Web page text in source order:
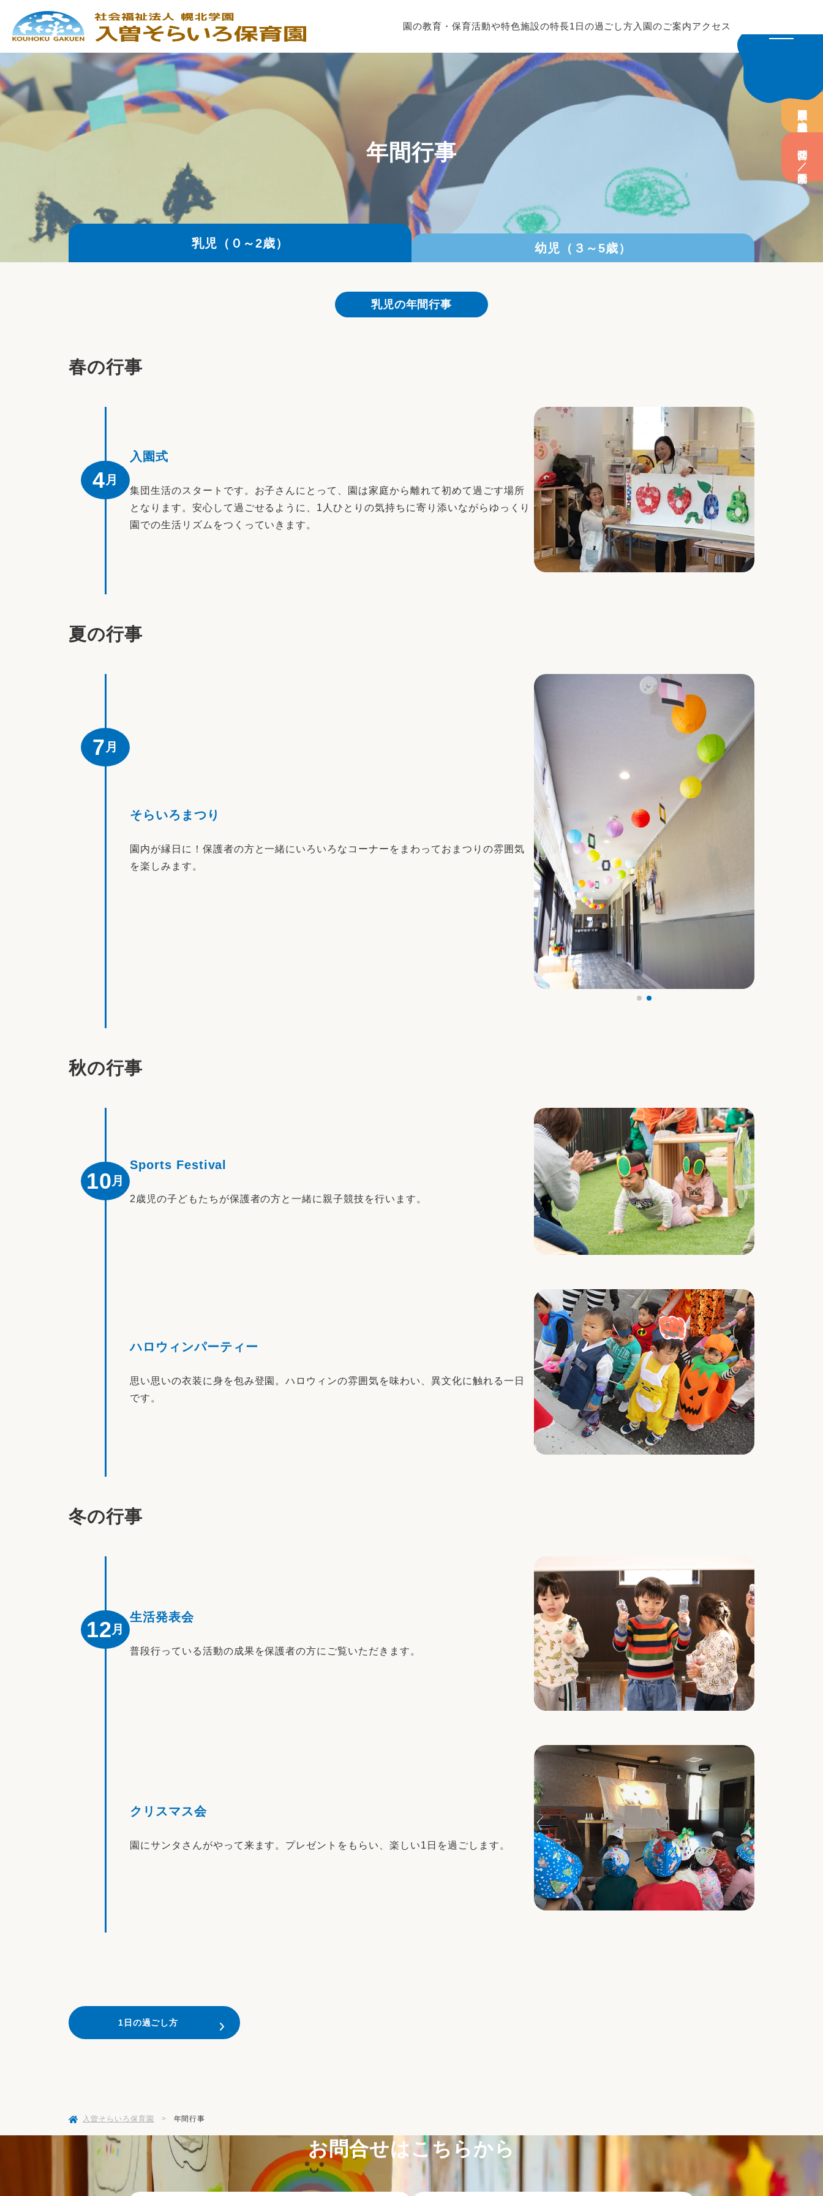
園の教育・保育活動や特色施設の特長1日の過ごし方 入園のご案内アクセス
園開放／未就園児教室
問合せ／園見学
年間行事
乳児（０～2歳） 幼児（３～5歳）
乳児の年間行事
春の行事
4 月
入園式
集団生活のスタートです。お子さんにとって、園は家庭から離れて初めて過ごす場所
となります。安心して過ごせるように、1人ひとりの気持ちに寄り添いながらゆっくり
園での生活リズムをつくっていきます。
夏の行事
7 月
そらいろまつり
園内が縁日に！保護者の方と一緒にいろいろなコーナーをまわっておまつりの雰囲気
を楽しみます。
秋の行事
10月
Sports Festival
2歳児の子どもたちが保護者の方と一緒に親子競技を行います。
ハロウィンパーティー
思い思いの衣装に身を包み登園。ハロウィンの雰囲気を味わい、異文化に触れる一日
です。
冬の行事
12月
生活発表会
普段行っている活動の成果を保護者の方にご覧いただきます。
クリスマス会
園にサンタさんがやって来ます。プレゼントをもらい、楽しい1日を過ごします。
1日の過ごし方
入曽そらいろ保育園 > 年間行事
お問合せはこちらから